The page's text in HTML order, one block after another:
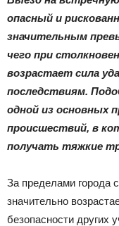
опасный и
значительным
чего при
возрастает сила
последствиям.
одной из основных
происшествий, в
получать тяжкие
За пределами города
значительно
безопасности других